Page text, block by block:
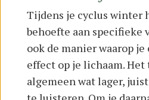
Tijdens je cyclus winter
behoefte aan specifieke
ook de manier waarop
effect op je lichaam.
algemeen wat lager,